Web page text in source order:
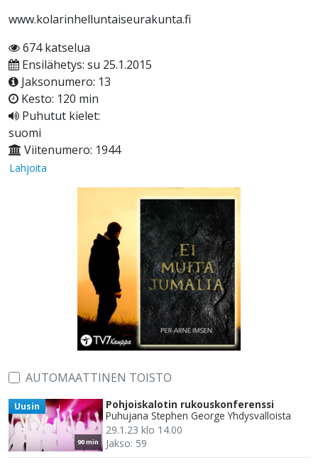
www.kolarinhelluntaiseurakunta.fi
674 katselua
Ensilähetys: su 25.1.2015
Jaksonumero: 13
Kesto: 120 min
Puhutut kielet:
suomi
Viitenumero: 1944
Lahjoita
AUTOMAATTINEN TOISTO
90 min
Uusin
Pohjoiskalotin rukouskonferenssi
Puhujana Stephen George Yhdysvalloista
29.1.23 klo 14.00
Jakso: 59